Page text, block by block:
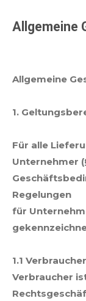
Allgemeine
Allgemeine
1.
Für alle
Unternehmer
Regelungen
für
1.1 Verbraucher
Verbraucher